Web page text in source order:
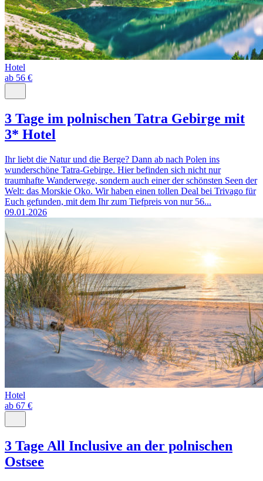
Hotel
ab 56 €
3 Tage im polnischen Tatra Gebirge mit
3* Hotel
Ihr liebt die Natur und die Berge? Dann ab nach Polen ins
wunderschöne Tatra-Gebirge. Hier befinden sich nicht nur
traumhafte Wanderwege, sondern auch einer der schönsten Seen der
Welt: das Morskie Oko. Wir haben einen tollen Deal bei Trivago für
Euch gefunden, mit dem Ihr zum Tiefpreis von nur 56...
09.01.2026
Hotel
ab 67 €
3 Tage All Inclusive an der polnischen
Ostsee